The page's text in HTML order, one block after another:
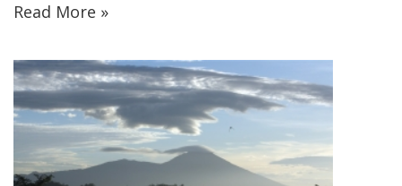
Read More »